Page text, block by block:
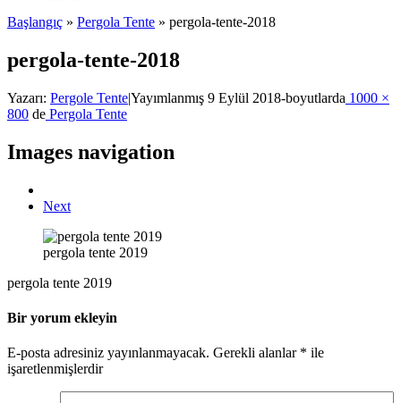
Başlangıç » Pergola Tente » pergola-tente-2018
pergola-tente-2018
Yazarı: Pergole Tente|Yayımlanmış 9 Eylül 2018-boyutlarda 1000 ×
800 de Pergola Tente
Images navigation
Next
pergola tente 2019
pergola tente 2019
Bir yorum ekleyin
E-posta adresiniz yayınlanmayacak. Gerekli alanlar * ile
işaretlenmişlerdir